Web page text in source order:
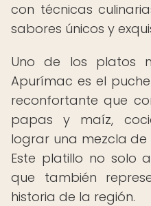
con técnicas
sabores únicos y
Uno de los platos
Apurímac es el
reconfortante que
papas y maíz,
lograr una mezcla
Este platillo no solo
que también
historia de la región.